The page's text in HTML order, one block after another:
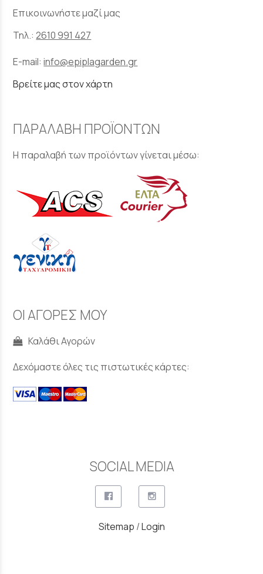
Επικοινωνήστε μαζί μας
Τηλ.:2610 991 427
E-mail:info@epiplagarden.gr
Βρείτε μας στον χάρτη
ΠΑΡΑΛΑΒΗ ΠΡΟΪΟΝΤΩΝ
Η παραλαβή των προϊόντων γίνεται μέσω:
ΟΙ ΑΓΟΡΕΣ ΜΟΥ
Καλάθι Αγορών
Δεχόμαστε όλες τις πιστωτικές κάρτες:
SOCIAL MEDIA
Sitemap /Login